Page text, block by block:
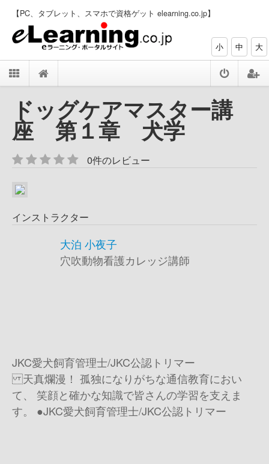
【PC、タブレット、スマホで資格ゲット elearning.co.jp】
小 中 大
ドッグケアマスター講
座 第１章 犬学
0件のレビュー
インストラクター
大泊 小夜子
穴吹動物看護カレッジ講師
JKC愛犬飼育管理士/JKC公認トリマー
天真爛漫！ 孤独になりがちな通信教育におい
て、 笑顔と確かな知識で皆さんの学習を支えま
す。 ●JKC愛犬飼育管理士/JKC公認トリマー